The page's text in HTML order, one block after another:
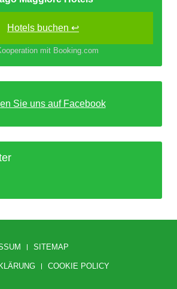
Hotels buchen ↩
mit Booking.com
Sie uns auf Facebook
SITEMAP
COOKIE POLICY